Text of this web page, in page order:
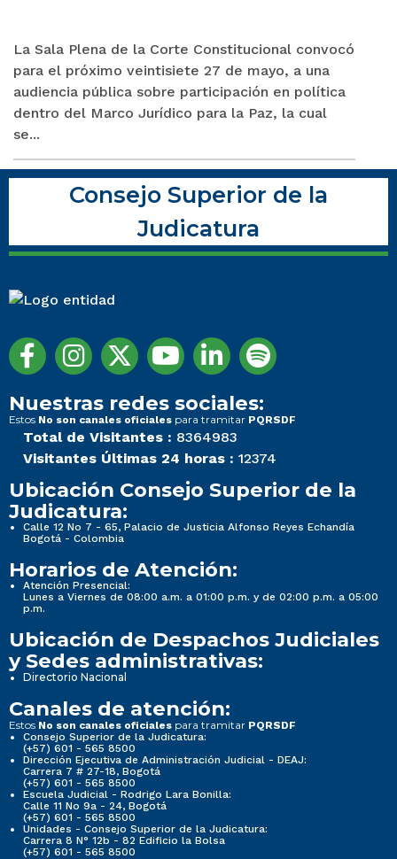
La Sala Plena de la Corte Constitucional convocó
para el próximo veintisiete 27 de mayo, a una
audiencia pública sobre participación en política
dentro del Marco Jurídico para la Paz, la cual
se...
Consejo Superior de la
Judicatura
Nuestras redes sociales:
Estos No son canales oficiales para tramitar PQRSDF
Total de Visitantes : 8364983
Visitantes Últimas 24 horas : 12374
Ubicación Consejo Superior de la
Judicatura:
Calle 12 No 7 - 65, Palacio de Justicia Alfonso Reyes Echandía
Bogotá - Colombia
Horarios de Atención:
Atención Presencial:
Lunes a Viernes de 08:00 a.m. a 01:00 p.m. y de 02:00 p.m. a 05:00
p.m.
Ubicación de Despachos Judiciales
y Sedes administrativas:
Directorio Nacional
Canales de atención:
Estos No son canales oficiales para tramitar PQRSDF
Consejo Superior de la Judicatura:
(+57) 601 - 565 8500
Dirección Ejecutiva de Administración Judicial - DEAJ:
Carrera 7 # 27-18, Bogotá
(+57) 601 - 565 8500
Escuela Judicial - Rodrigo Lara Bonilla:
Calle 11 No 9a - 24, Bogotá
(+57) 601 - 565 8500
Unidades - Consejo Superior de la Judicatura:
Carrera 8 N° 12b - 82 Edificio la Bolsa
(+57) 601 - 565 8500